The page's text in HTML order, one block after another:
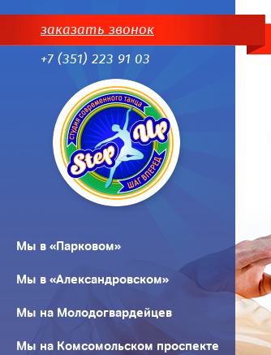
заказать звонок
+7 (351) 223 91 03
Мы в «Парковом»
Мы в «Александровском»
Мы на Молодогвардейцев
Мы на Комсомольском проспекте